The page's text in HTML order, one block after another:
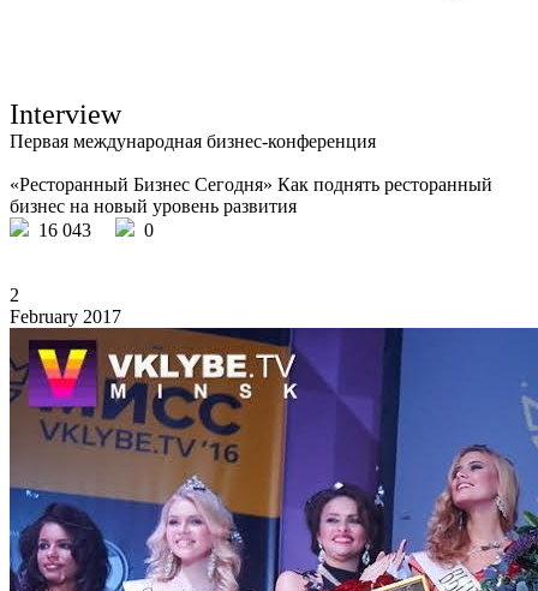
Interview
Первая международная бизнес-конференция
«Ресторанный Бизнес Сегодня» Как поднять ресторанный
бизнес на новый уровень развития
16 043
0
2
February 2017